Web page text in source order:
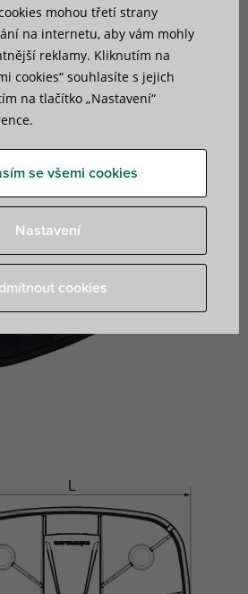
systém
Yeti® 480
mohou třetí strany
na internetu, aby vám mohly
reklamy. Kliknutím na
cookies“ souhlasíte s jejich
na tlačítko „Nastavení“
se všemi cookies
Nastavení
cookies